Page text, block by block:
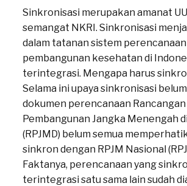
Sinkronisasi merupakan amanat
semangat NKRI. Sinkronisasi
dalam tatanan sistem perencanaan
pembangunan kesehatan di
terintegrasi. Mengapa harus
Selama ini upaya sinkronisasi
dokumen perencanaan Rancangan
Pembangunan Jangka Menengah
(RPJMD) belum semua
sinkron dengan RPJM Nasional
Faktanya, perencanaan yang
terintegrasi satu sama lain sudah